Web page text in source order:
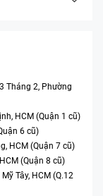
Tháng 2, Phường
HCM (Quận 1 cũ)
6 cũ)
HCM (Quận 7 cũ)
(Quận 8 cũ)
Tây, HCM (Q.12